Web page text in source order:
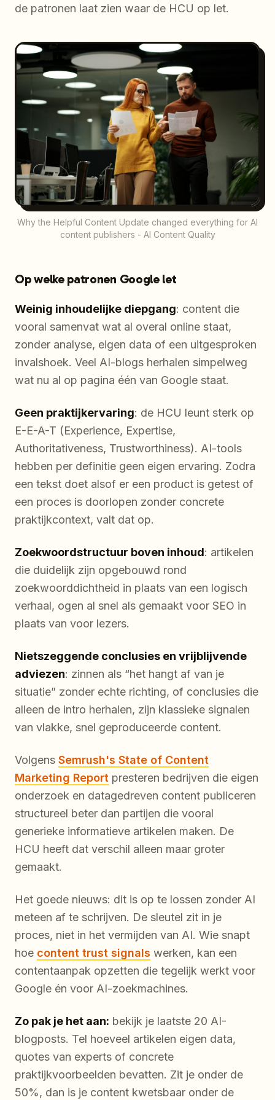
de patronen laat zien waar de HCU op let.
Why the Helpful Content Update changed everything for AI
content publishers - AI Content Quality
Op welke patronen Google let
Weinig inhoudelijke diepgang: content die
vooral samenvat wat al overal online staat,
zonder analyse, eigen data of een uitgesproken
invalshoek. Veel AI-blogs herhalen simpelweg
wat nu al op pagina één van Google staat.
Geen praktijkervaring: de HCU leunt sterk op
E-E-A-T (Experience, Expertise,
Authoritativeness, Trustworthiness). AI-tools
hebben per definitie geen eigen ervaring. Zodra
een tekst doet alsof er een product is getest of
een proces is doorlopen zonder concrete
praktijkcontext, valt dat op.
Zoekwoordstructuur boven inhoud: artikelen
die duidelijk zijn opgebouwd rond
zoekwoorddichtheid in plaats van een logisch
verhaal, ogen al snel als gemaakt voor SEO in
plaats van voor lezers.
Nietszeggende conclusies en vrijblijvende
adviezen: zinnen als “het hangt af van je
situatie” zonder echte richting, of conclusies die
alleen de intro herhalen, zijn klassieke signalen
van vlakke, snel geproduceerde content.
Volgens Semrush's State of Content
Marketing Report presteren bedrijven die eigen
onderzoek en datagedreven content publiceren
structureel beter dan partijen die vooral
generieke informatieve artikelen maken. De
HCU heeft dat verschil alleen maar groter
gemaakt.
Het goede nieuws: dit is op te lossen zonder AI
meteen af te schrijven. De sleutel zit in je
proces, niet in het vermijden van AI. Wie snapt
hoe content trust signals werken, kan een
contentaanpak opzetten die tegelijk werkt voor
Google én voor AI-zoekmachines.
Zo pak je het aan: bekijk je laatste 20 AI-
blogposts. Tel hoeveel artikelen eigen data,
quotes van experts of concrete
praktijkvoorbeelden bevatten. Zit je onder de
50%, dan is je content kwetsbaar onder de